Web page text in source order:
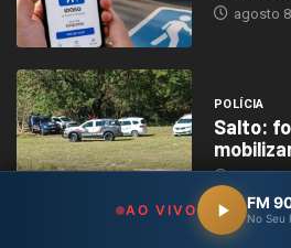
agosto
POLÍCIA
Salto:
agosto
AO VIVO
FM
No Seu